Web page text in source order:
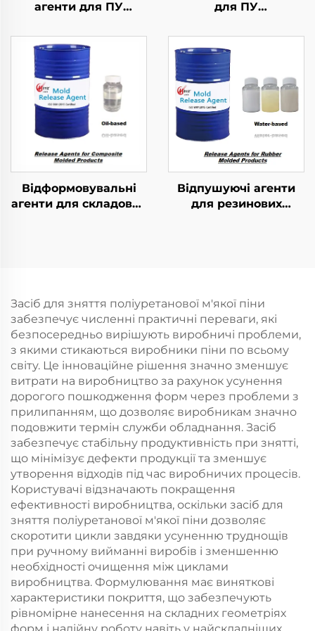
агенти для ПУ
виробів
для ПУ
піномасивних виробів
Відформовувальні
агенти для складових
Відпушуючі агенти
для резинових
Засіб для зняття поліуретанової м'якої піни
забезпечує численні практичні переваги, які
безпосередньо вирішують виробничі проблеми,
з якими стикаються виробники піни по всьому
світу. Це інноваційне рішення значно зменшує
витрати на виробництво за рахунок усунення
дорогого пошкодження форм через проблеми з
прилипанням, що дозволяє виробникам значно
подовжити термін служби обладнання. Засіб
забезпечує стабільну продуктивність при знятті,
що мінімізує дефекти продукції та зменшує
утворення відходів під час виробничих процесів.
Користувачі відзначають покращення
ефективності виробництва, оскільки засіб для
зняття поліуретанової м'якої піни дозволяє
скоротити цикли завдяки усуненню труднощів
при ручному вийманні виробів і зменшенню
необхідності очищення між циклами
виробництва. Формулювання має виняткові
характеристики покриття, що забезпечують
рівномірне нанесення на складних геометріях